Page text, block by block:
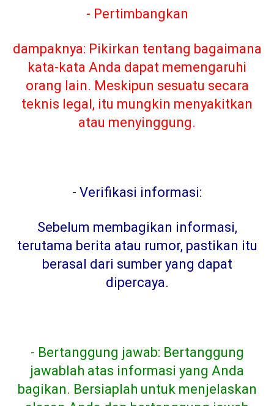
- Pertimbangkan
dampaknya: Pikirkan tentang bagaimana
kata-kata Anda dapat memengaruhi
orang lain. Meskipun sesuatu secara
teknis legal, itu mungkin menyakitkan
atau menyinggung.
- Verifikasi informasi:
Sebelum membagikan informasi,
terutama berita atau rumor, pastikan itu
berasal dari sumber yang dapat
dipercaya.
- Bertanggung jawab: Bertanggung
jawablah atas informasi yang Anda
bagikan. Bersiaplah untuk menjelaskan